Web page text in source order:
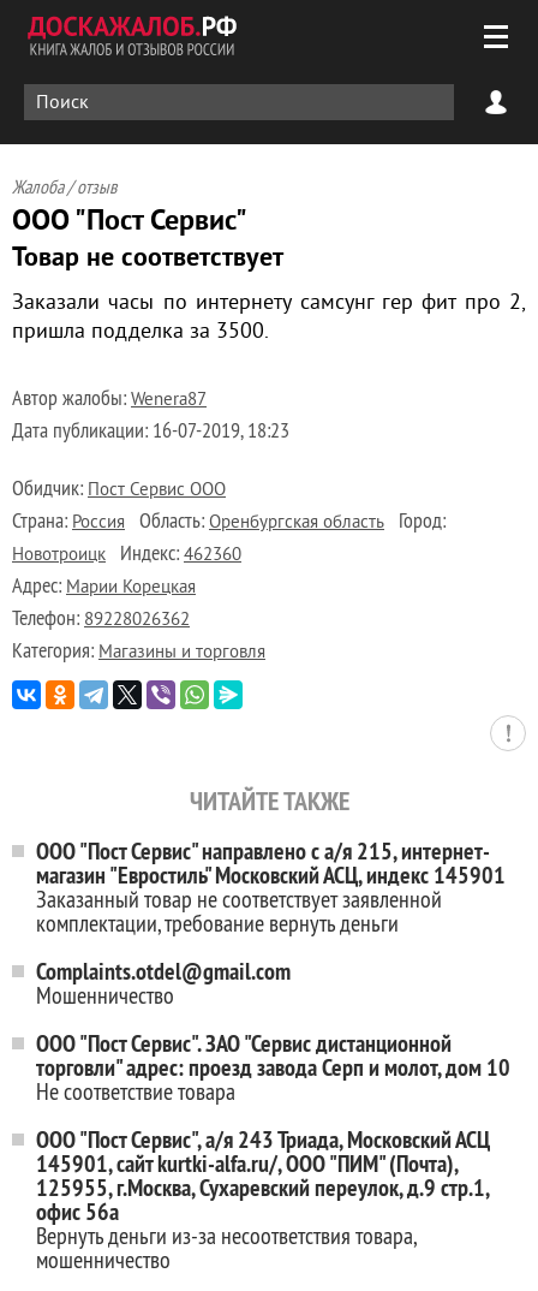
Жалоба / отзыв
ООО "Пост Сервис"
Товар не соответствует
Заказали часы по интернету самсунг гер фит про 2,
пришла подделка за 3500.
Автор жалобы: Wenera87
Дата публикации: 16-07-2019, 18:23
Обидчик: Пост Сервис ООО
Страна: Россия Область: Оренбургская область Город:
Новотроицк Индекс: 462360
Адрес: Марии Корецкая
Телефон: 89228026362
Категория: Магазины и торговля
ЧИТАЙТЕ ТАКЖЕ
ООО "Пост Сервис" направлено с а/я 215, интернет-
магазин "Евростиль" Московский АСЦ, индекс 145901
Заказанный товар не соответствует заявленной
комплектации, требование вернуть деньги
Complaints.otdel@gmail.com
Мошенничество
ООО "Пост Сервис". ЗАО "Сервис дистанционной
торговли" адрес: проезд завода Серп и молот, дом 10
Не соответствие товара
ООО "Пост Сервис", а/я 243 Триада, Московский АСЦ
145901, сайт kurtki-alfa.ru/, ООО "ПИМ" (Почта),
125955, г.Москва, Сухаревский переулок, д.9 стр.1,
офис 56а
Вернуть деньги из-за несоответствия товара,
мошенничество